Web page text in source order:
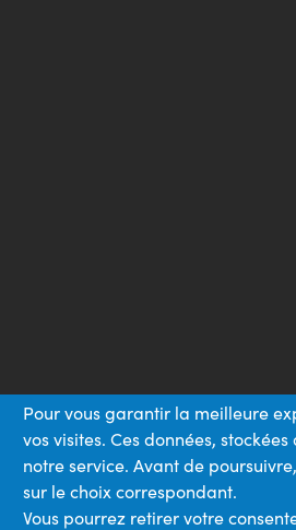
Pour vous garantir la meilleure
vos visites. Ces données,
notre service. Avant de
sur le choix correspondant.
Vous pourrez retirer votre